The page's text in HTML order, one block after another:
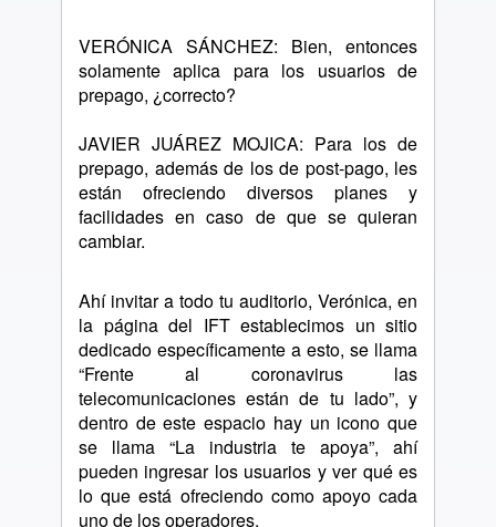
VERÓNICA SÁNCHEZ: Bien, entonces
solamente aplica para los usuarios de
prepago, ¿correcto?
JAVIER JUÁREZ MOJICA: Para los de
prepago, además de los de post-pago, les
están ofreciendo diversos planes y
facilidades en caso de que se quieran
cambiar.
Ahí invitar a todo tu auditorio, Verónica, en
la página del IFT establecimos un sitio
dedicado específicamente a esto, se llama
“Frente al coronavirus las
telecomunicaciones están de tu lado”, y
dentro de este espacio hay un icono que
se llama “La industria te apoya”, ahí
pueden ingresar los usuarios y ver qué es
lo que está ofreciendo como apoyo cada
uno de los operadores.